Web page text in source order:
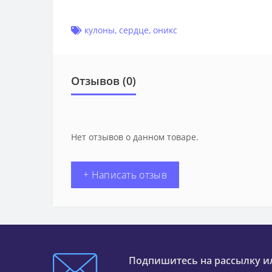
кулоны, сердце, оникс
Отзывов (0)
Нет отзывов о данном товаре.
+ Написать отзыв
Подпишитесь на рассылку